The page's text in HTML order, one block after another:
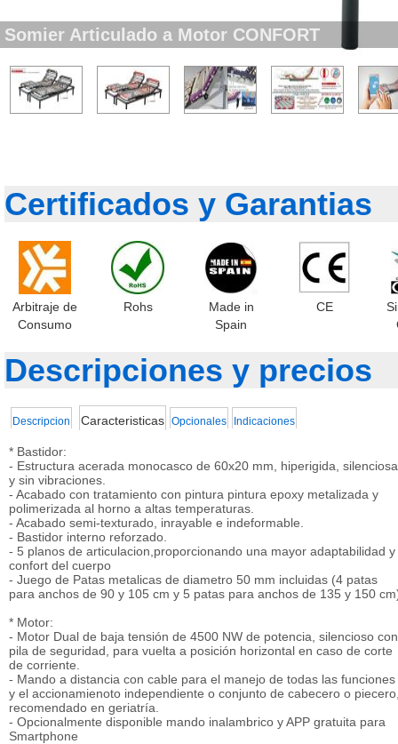
Somier Articulado a Motor CONFORT
Certificados y Garantias
Arbitraje de
Consumo
Rohs
Made in
Spain
CE
Descripciones y precios
Descripcion Caracteristicas Opcionales Indicaciones
* Bastidor:
- Estructura acerada monocasco de 60x20 mm, hiperigida, silenciosa
y sin vibraciones.
- Acabado con tratamiento con pintura pintura epoxy metalizada y
polimerizada al horno a altas temperaturas.
- Acabado semi-texturado, inrayable e indeformable.
- Bastidor interno reforzado.
- 5 planos de articulacion,proporcionando una mayor adaptabilidad y
confort del cuerpo
- Juego de Patas metalicas de diametro 50 mm incluidas (4 patas
para anchos de 90 y 105 cm y 5 patas para anchos de 135 y 150
* Motor:
- Motor Dual de baja tensión de 4500 NW de potencia, silencioso con
pila de seguridad, para vuelta a posición horizontal en caso de corte
de corriente.
- Mando a distancia con cable para el manejo de todas las funciones
y el accionamienoto independiente o conjunto de cabecero o
recomendado en geriatría.
- Opcionalmente disponible mando inalambrico y APP gratuita para
Smartphone